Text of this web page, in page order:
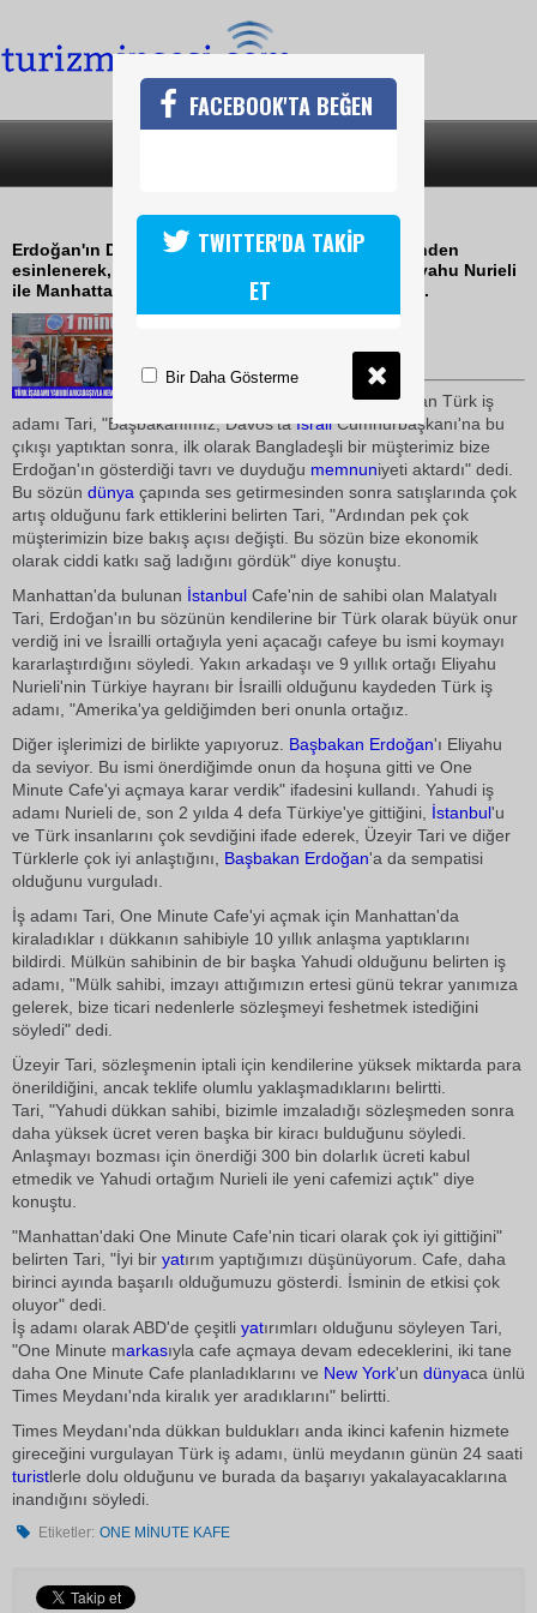
NEWYORKTA ONE MİNUTE CAFE
Erdoğan'ın Davos'ta söylediği "One Minute" sözünden
esinlenerek, Yahudi iş adamı ve yakın arkadaşı Eliyahu Nurieli
ile Manhattan'da "One Minute Cafe" adlı işyeri açtı.
Asıl mesleği elektronikçilik olan Türk iş
adamı Tari, "Başbakanımız, Davos'taİsrailCumhurbaşkanı'na bu
çıkışı yaptıktan sonra, ilk olarak Bangladeşli bir müşterimiz bize
Erdoğan'ın gösterdiği tavrı ve duyduğu memnuniyeti aktardı" dedi.
Bu sözün dünya çapında ses getirmesinden sonra satışlarında çok
artış olduğunu fark ettiklerini belirten Tari, "Ardından pek çok
müşterimizin bize bakış açısı değişti. Bu sözün bize ekonomik
olarak ciddi katkı sağ ladığını gördük" diye konuştu.
Manhattan'da bulunan İstanbul Cafe'nin de sahibi olan Malatyalı
Tari, Erdoğan'ın bu sözünün kendilerine bir Türk olarak büyük onur
verdiğ ini ve İsrailli ortağıyla yeni açacağı cafeye bu ismi koymayı
kararlaştırdığını söyledi. Yakın arkadaşı ve 9 yıllık ortağı Eliyahu
Nurieli'nin Türkiye hayranı bir İsrailli olduğunu kaydeden Türk iş
adamı, "Amerika'ya geldiğimden beri onunla ortağız.
Diğer işlerimizi de birlikte yapıyoruz. Başbakan Erdoğan'ı Eliyahu
da seviyor. Bu ismi önerdiğimde onun da hoşuna gitti ve One
Minute Cafe'yi açmaya karar verdik" ifadesini kullandı. Yahudi iş
adamı Nurieli de, son 2 yılda 4 defa Türkiye'ye gittiğini, İstanbul'u
ve Türk insanlarını çok sevdiğini ifade ederek, Üzeyir Tari ve diğer
Türklerle çok iyi anlaştığını, Başbakan Erdoğan'a da sempatisi
olduğunu vurguladı.
İş adamı Tari, One Minute Cafe'yi açmak için Manhattan'da
kiraladıklar ı dükkanın sahibiyle 10 yıllık anlaşma yaptıklarını
bildirdi. Mülkün sahibinin de bir başka Yahudi olduğunu belirten iş
adamı, "Mülk sahibi, imzayı attığımızın ertesi günü tekrar yanımıza
gelerek, bize ticari nedenlerle sözleşmeyi feshetmek istediğini
söyledi" dedi.
Üzeyir Tari, sözleşmenin iptali için kendilerine yüksek miktarda para
önerildiğini, ancak teklife olumlu yaklaşmadıklarını belirtti.
Tari, "Yahudi dükkan sahibi, bizimle imzaladığı sözleşmeden sonra
daha yüksek ücret veren başka bir kiracı bulduğunu söyledi.
Anlaşmayı bozması için önerdiği 300 bin dolarlık ücreti kabul
etmedik ve Yahudi ortağım Nurieli ile yeni cafemizi açtık" diye
konuştu.
"Manhattan'daki One Minute Cafe'nin ticari olarak çok iyi gittiğini"
belirten Tari, "İyi bir yatırım yaptığımızı düşünüyorum. Cafe, daha
birinci ayında başarılı olduğumuzu gösterdi. İsminin de etkisi çok
oluyor" dedi.
İş adamı olarak ABD'de çeşitli yatırımları olduğunu söyleyen Tari,
"One Minute markasıyla cafe açmaya devam edeceklerini, iki tane
daha One Minute Cafe planladıklarını ve New York'un dünyaca ünlü
Times Meydanı'nda kiralık yer aradıklarını" belirtti.
Times Meydanı'nda dükkan buldukları anda ikinci kafenin hizmete
gireceğini vurgulayan Türk iş adamı, ünlü meydanın günün 24 saati
turistlerle dolu olduğunu ve burada da başarıyı yakalayacaklarına
inandığını söyledi.
Etiketler: ONE MİNUTE KAFE
FACEBOOK'TA BEĞEN
TWITTER'DA TAKİP
ET
Bir Daha Gösterme